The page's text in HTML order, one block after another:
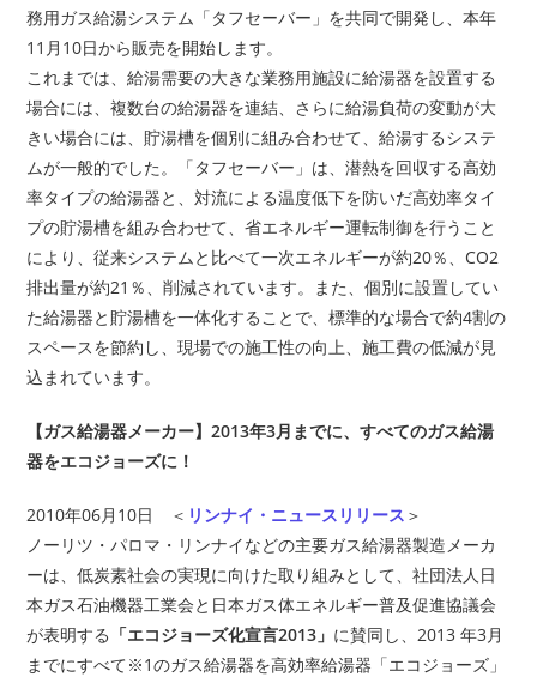
務用ガス給湯システム「タフセーバー」を共同で開発し、本年
11月10日から販売を開始します。
これまでは、給湯需要の大きな業務用施設に給湯器を設置する
場合には、複数台の給湯器を連結、さらに給湯負荷の変動が大
きい場合には、貯湯槽を個別に組み合わせて、給湯するシステ
ムが一般的でした。「タフセーバー」は、潜熱を回収する高効
率タイプの給湯器と、対流による温度低下を防いだ高効率タイ
プの貯湯槽を組み合わせて、省エネルギー運転制御を行うこと
により、従来システムと比べて一次エネルギーが約20％、CO2
排出量が約21％、削減されています。また、個別に設置してい
た給湯器と貯湯槽を一体化することで、標準的な場合で約4割の
スペースを節約し、現場での施工性の向上、施工費の低減が見
込まれています。
【ガス給湯器メーカー】2013年3月までに、すべてのガス給湯
器をエコジョーズに！
2010年06月10日 ＜ リンナイ・ニュースリリース ＞
ノーリツ・パロマ・リンナイなどの主要ガス給湯器製造メーカ
ーは、低炭素社会の実現に向けた取り組みとして、社団法人日
本ガス石油機器工業会と日本ガス体エネルギー普及促進協議会
が表明する 「エコジョーズ化宣言2013」 に賛同し、2013 年3月
までにすべて※1のガス給湯器を高効率給湯器「エコジョーズ」